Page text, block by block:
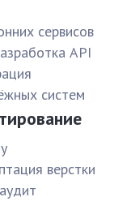
сервисов
API
систем
верстки